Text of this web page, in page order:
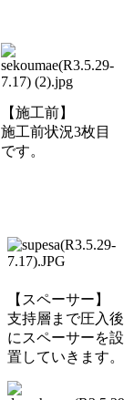
【施工前】
施工前状況3枚目
です。
【スペーサー】
支持層まで圧入後
にスペーサーを設
置していきます。